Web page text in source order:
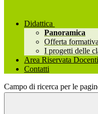
Didattica
Panoramica
Offerta formativa
I progetti delle
Area Riservata Docenti
Contatti
Campo di ricerca per le